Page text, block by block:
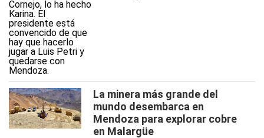
La minera más grande del
mundo desembarca en
Mendoza para explorar cobre
en Malargüe